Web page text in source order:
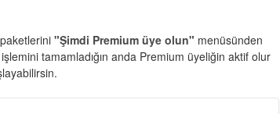
"Şimdi Premium üye olun" menüsünden
tamamladığın anda Premium üyeliğin aktif olur